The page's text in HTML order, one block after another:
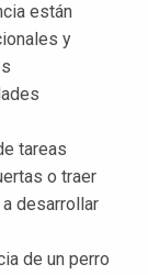
están
y
tareas
o traer
desarrollar
de un perro